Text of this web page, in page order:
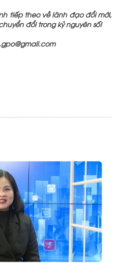
tiếp theo về lãnh đạo đổi mới,
đổi trong kỷ nguyên số!